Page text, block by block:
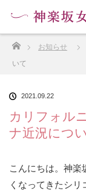
ホーム
お知らせ
いて
2021.09.22
カリフォル
ナ近況につ
こんにちは。神楽
くなってきたシ